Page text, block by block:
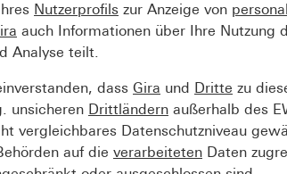
Nutzerprofils zur Anzeige von
auch Informationen über Ihre Nutzung
Analyse teilt.
dass Gira und Dritte zu
unsicheren Drittländern außerhalb des
vergleichbares Datenschutzniveau
auf die verarbeiteten Daten